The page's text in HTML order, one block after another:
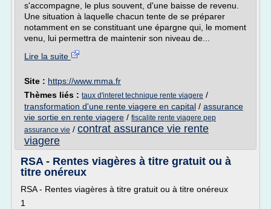
s'accompagne, le plus souvent, d'une baisse de revenu.
Une situation à laquelle chacun tente de se préparer
notamment en se constituant une épargne qui, le moment
venu, lui permettra de maintenir son niveau de...
Lire la suite
Site : https://www.mma.fr
Thèmes liés : taux d'interet technique rente viagere /
transformation d'une rente viagere en capital / assurance
vie sortie en rente viagere / fiscalite rente viagere pep
assurance vie / contrat assurance vie rente
viagere
RSA - Rentes viagères à titre gratuit ou à
titre onéreux
RSA - Rentes viagères à titre gratuit ou à titre onéreux
1